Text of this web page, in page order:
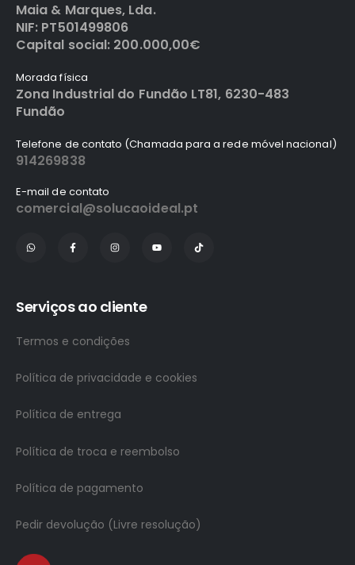
Maia & Marques, Lda.
NIF: PT501499806
Capital social: 200.000,00€
Morada física
Zona Industrial do Fundão LT81, 6230-483
Fundão
Telefone de contato (Chamada para a rede móvel nacional)
914269838
E-mail de contato
comercial@solucaoideal.pt
Serviços ao cliente
Termos e condições
Política de privacidade e cookies
Política de entrega
Política de troca e reembolso
Política de pagamento
Pedir devolução (Livre resolução)